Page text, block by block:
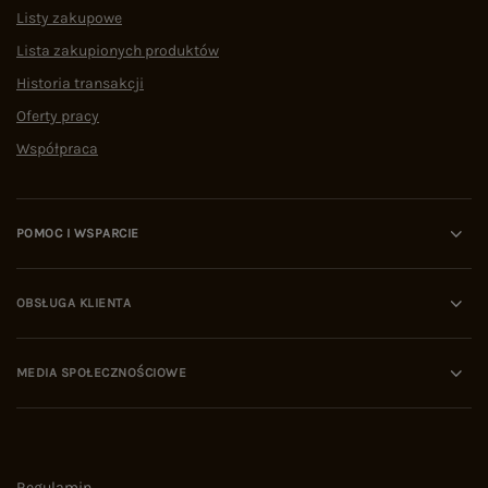
Listy zakupowe
Lista zakupionych produktów
Historia transakcji
Oferty pracy
Współpraca
POMOC I WSPARCIE
OBSŁUGA KLIENTA
MEDIA SPOŁECZNOŚCIOWE